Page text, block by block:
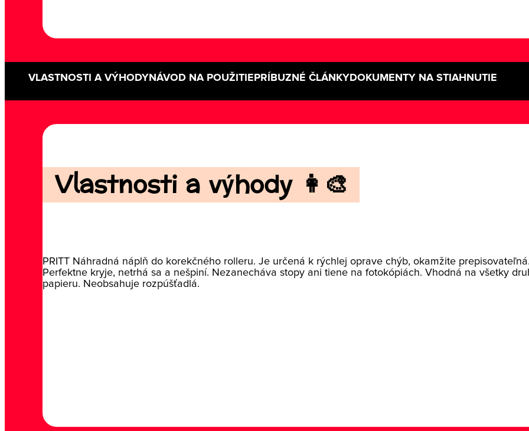
VLASTNOSTI A VÝHODYNÁVOD NA POUŽITIE PRÍBUZNÉ ČLÁNKYDOKUMENTY NA STIAHNUTIE
Vlastnosti a výhody 👩‍🎨
PRITT Náhradná náplň do korekčného rolleru. Je určená k rýchlej oprave chýb, okamžite
Perfektne kryje, netrhá sa a nešpiní. Nezanecháva stopy ani tiene na fotokópiách. Vhodná na všetky
papieru. Neobsahuje rozpúšťadlá.